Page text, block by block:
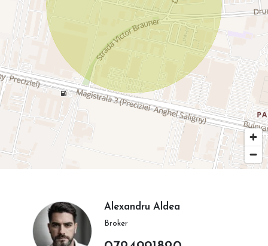
Alexandru Aldea
Broker